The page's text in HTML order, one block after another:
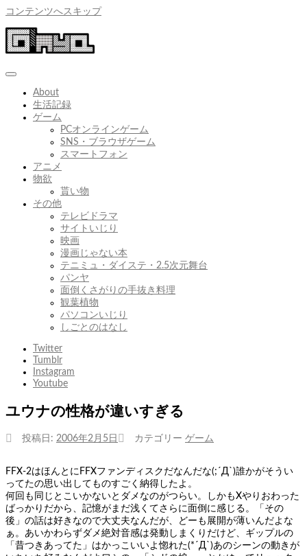
コンテンツへスキップ
About
生活記録
ゲーム
PCオンラインゲーム
SNS・ブラウザゲーム
スマートフォン
アニメ
物欲
貰い物
その他
テレビドラマ
サイトいじり
映画
漫画じゃない本
テニミュ・ダイステ・2.5次元舞台
パンヤ
面倒くさがりの手抜き料理
観葉植物
パソコンいじり
しごとのはなし
Twitter
Tumblr
Instagram
Youtube
ユウナの性格が違いすぎる
投稿日: 2006年2月5日 カテゴリー ゲーム
FFX-2はほんとにFFXファンディスクだなんだな(;´Д`)誰かがそうい
ってたの思い出してものすごく納得したよ。
何回も同じとこいかないとダメなのがつらい。しかもXやりおわった
ばっかりだから、記憶がまだ浅くてさらに面倒に感じる。「その
後」の話は好きなので大丈夫なんだが、どーも展開が薄いんだよな
ぁ。あいかわらずダメ絶対音感は発動しまくりだけど、ギップルの
「昔つきあってた」はかっこいいよ惚れた(*´Д`)あのシーンの動きが